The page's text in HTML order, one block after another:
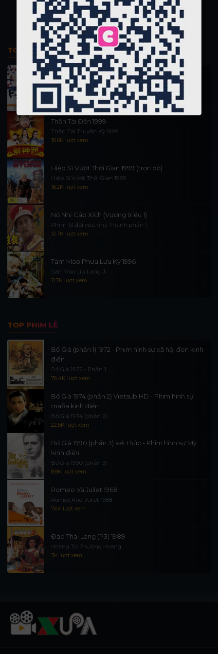
TOP PHIM BỘ
Thi Công Kỳ Án 1997
施公奇案 1997
90K lượt xem
Thần Tài Đến 1999
Thần Tài Truyền Kỳ 1999
16.6K lượt xem
Hiệp Sĩ Vượt Thời Gian 1999 (trọn bộ)
Hiệp Sĩ Vượt Thời Gian 1999
16.2K lượt xem
Nỗ Nhĩ Cáp Xích (Vương triều 1)
Phim 13 đời vua nhà Thanh phần 1
12.7K lượt xem
Tam Mao Phưu Lưu Ký 1996
San Mao Liu Lang Ji
11.7K lượt xem
TOP PHIM LẺ
Bố Già (phần 1) 1972 - Phim hình sự xã hội đen kinh
điển
Bố Già 1972 - Phần 1
76.4K lượt xem
Bố Già 1974 (phần 2) Vietsub HD - Phim hình sự
mafia kinh điển
Bố Già 1974 (phần 2)
22.5K lượt xem
Bố Già 1990 (phần 3) kết thúc - Phim hình sự Mỹ
kinh điển
Bố Già 1990 (phần 3)
8.8K lượt xem
Romeo Và Juliet 1968
Romeo And Juliet 1968
7.6K lượt xem
Đào Thái Lang (P3) 1989
Hoàng Tử Phượng Hoàng
3K lượt xem